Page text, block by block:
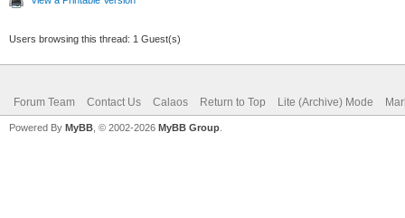
Users browsing this thread: 1 Guest(s)
Forum Team Contact Us Calaos Return to Top Lite (Archive) Mode
Powered By MyBB , © 2002-2026 MyBB Group